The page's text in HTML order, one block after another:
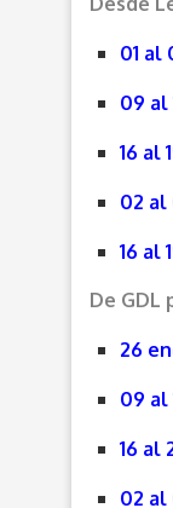
01 al
09 al
16 al
02 al
16 al
De GDL
26
09 al
16 al
02 al